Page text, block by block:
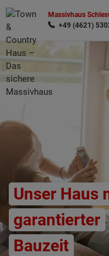
Massivhaus
+49 (4621)
Unser Haus
garantierter
Bauzeit
Wonach